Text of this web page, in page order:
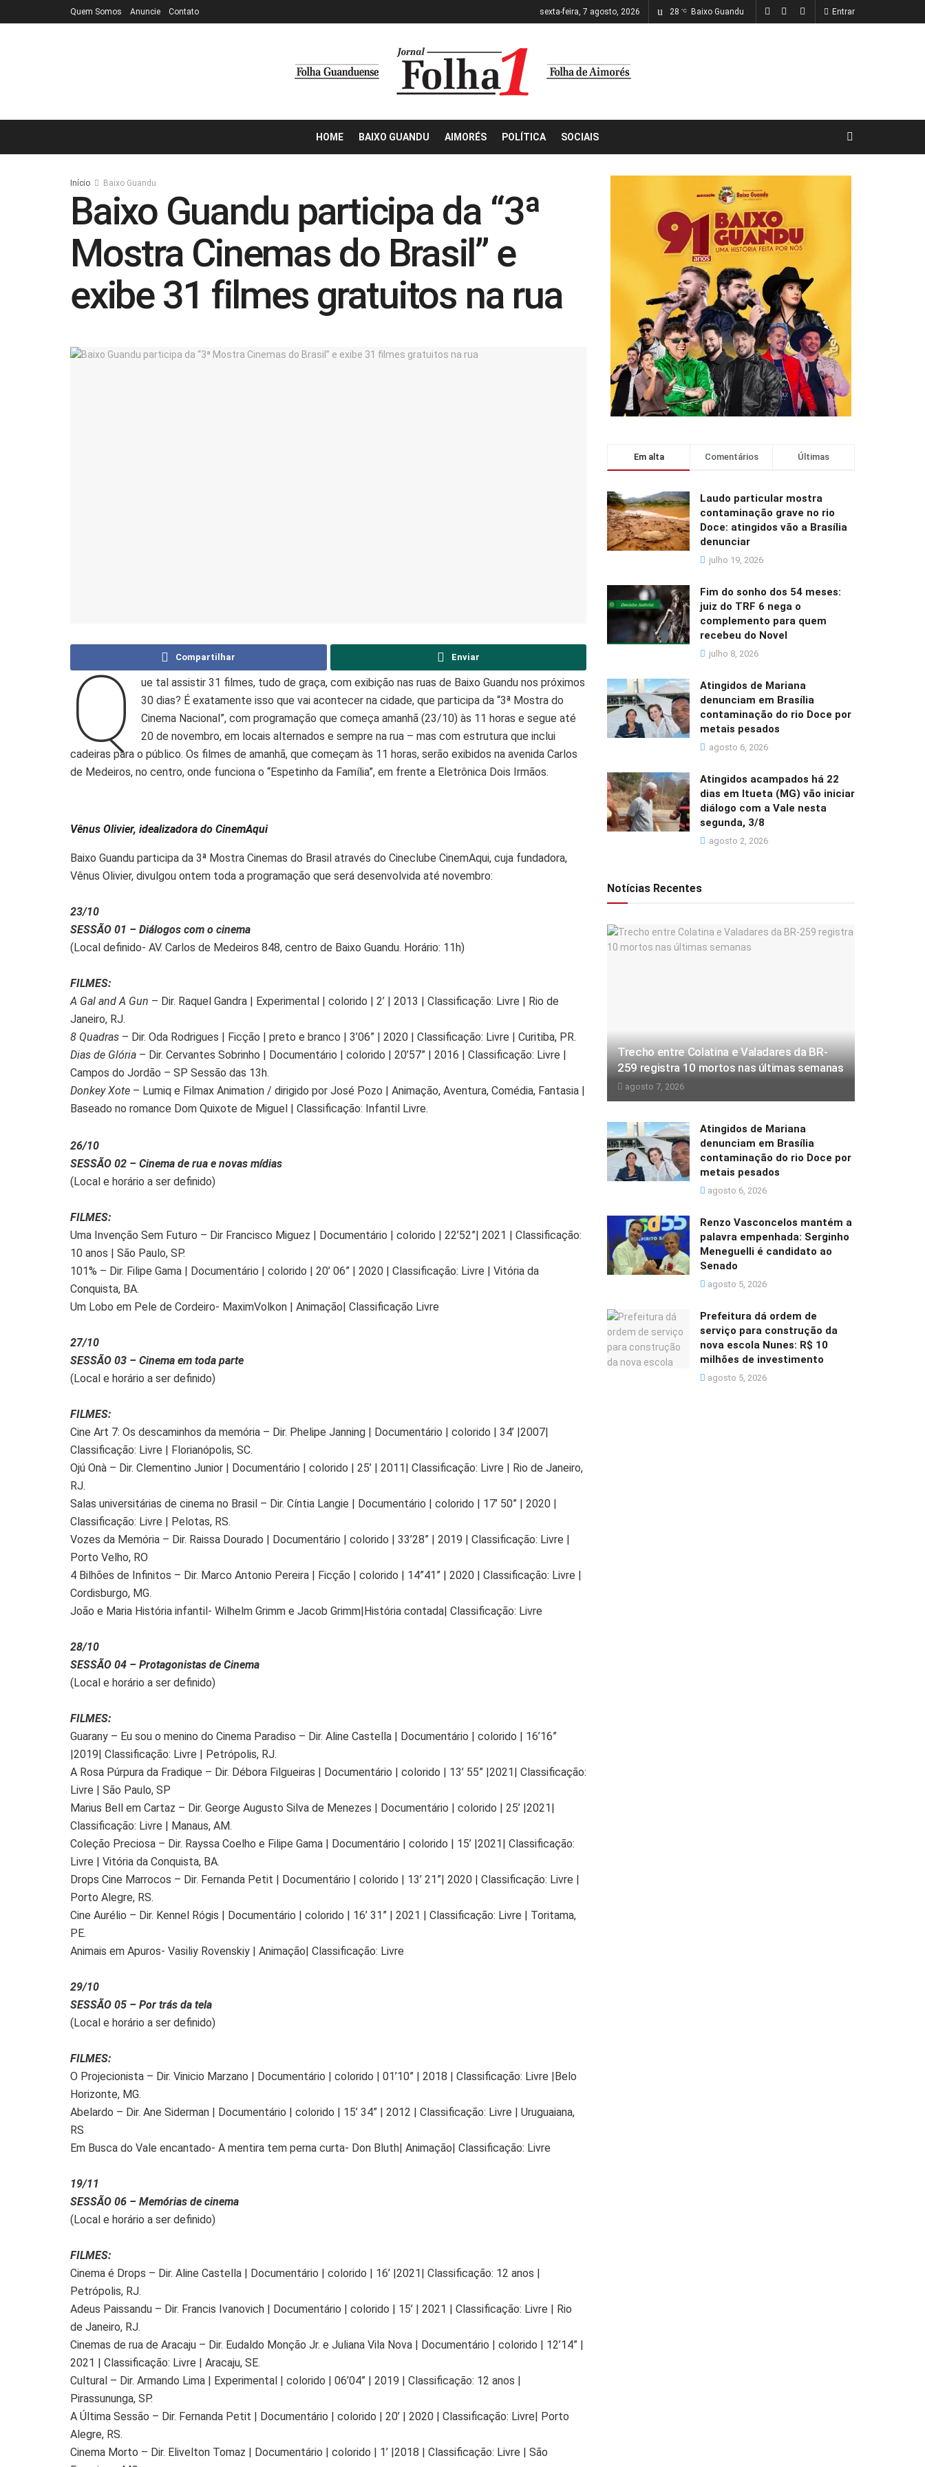
Quem Somos Anuncie Contato sexta-feira, 7 agosto, 2026 28 °C Baixo Guandu Entrar
HOME BAIXO GUANDU AIMORÉS POLÍTICA SOCIAIS
Início Baixo Guandu
Baixo Guandu participa da “3ª
Mostra Cinemas do Brasil” e
exibe 31 filmes gratuitos na rua
Compartilhar Enviar
Q
ue tal assistir 31 filmes, tudo de graça, com exibição nas ruas de Baixo Guandu nos próximos
30 dias? É exatamente isso que vai acontecer na cidade, que participa da “3ª Mostra do
Cinema Nacional”, com programação que começa amanhã (23/10) às 11 horas e segue até
20 de novembro, em locais alternados e sempre na rua – mas com estrutura que inclui
cadeiras para o público. Os filmes de amanhã, que começam às 11 horas, serão exibidos na avenida Carlos
de Medeiros, no centro, onde funciona o “Espetinho da Família”, em frente a Eletrônica Dois Irmãos.
Vênus Olivier, idealizadora do CinemAqui
Baixo Guandu participa da 3ª Mostra Cinemas do Brasil através do Cineclube CinemAqui, cuja fundadora,
Vênus Olivier, divulgou ontem toda a programação que será desenvolvida até novembro:
23/10
SESSÃO 01 – Diálogos com o cinema
(Local definido- AV. Carlos de Medeiros 848, centro de Baixo Guandu. Horário: 11h)
FILMES:
A Gal and A Gun – Dir. Raquel Gandra | Experimental | colorido | 2’ | 2013 | Classificação: Livre | Rio de
Janeiro, RJ.
8 Quadras – Dir. Oda Rodrigues | Ficção | preto e branco | 3’06” | 2020 | Classificação: Livre | Curitiba, PR.
Dias de Glória – Dir. Cervantes Sobrinho | Documentário | colorido | 20’57” | 2016 | Classificação: Livre |
Campos do Jordão – SP Sessão das 13h.
Donkey Xote – Lumiq e Filmax Animation / dirigido por José Pozo | Animação, Aventura, Comédia, Fantasia |
Baseado no romance Dom Quixote de Miguel | Classificação: Infantil Livre.
26/10
SESSÃO 02 – Cinema de rua e novas mídias
(Local e horário a ser definido)
FILMES:
Uma Invenção Sem Futuro – Dir Francisco Miguez | Documentário | colorido | 22’52”| 2021 | Classificação:
10 anos | São Paulo, SP.
101% – Dir. Filipe Gama | Documentário | colorido | 20’ 06” | 2020 | Classificação: Livre | Vitória da
Conquista, BA.
Um Lobo em Pele de Cordeiro- MaximVolkon | Animação| Classificação Livre
27/10
SESSÃO 03 – Cinema em toda parte
(Local e horário a ser definido)
FILMES:
Cine Art 7: Os descaminhos da memória – Dir. Phelipe Janning | Documentário | colorido | 34’ |2007|
Classificação: Livre | Florianópolis, SC.
Ojú Onà – Dir. Clementino Junior | Documentário | colorido | 25’ | 2011| Classificação: Livre | Rio de Janeiro,
RJ.
Salas universitárias de cinema no Brasil – Dir. Cíntia Langie | Documentário | colorido | 17’ 50” | 2020 |
Classificação: Livre | Pelotas, RS.
Vozes da Memória – Dir. Raissa Dourado | Documentário | colorido | 33’28” | 2019 | Classificação: Livre |
Porto Velho, RO
4 Bilhões de Infinitos – Dir. Marco Antonio Pereira | Ficção | colorido | 14”41” | 2020 | Classificação: Livre |
Cordisburgo, MG.
João e Maria História infantil- Wilhelm Grimm e Jacob Grimm|História contada| Classificação: Livre
28/10
SESSÃO 04 – Protagonistas de Cinema
(Local e horário a ser definido)
FILMES:
Guarany – Eu sou o menino do Cinema Paradiso – Dir. Aline Castella | Documentário | colorido | 16’16”
|2019| Classificação: Livre | Petrópolis, RJ.
A Rosa Púrpura da Fradique – Dir. Débora Filgueiras | Documentário | colorido | 13’ 55” |2021| Classificação:
Livre | São Paulo, SP
Marius Bell em Cartaz – Dir. George Augusto Silva de Menezes | Documentário | colorido | 25’ |2021|
Classificação: Livre | Manaus, AM.
Coleção Preciosa – Dir. Rayssa Coelho e Filipe Gama | Documentário | colorido | 15’ |2021| Classificação:
Livre | Vitória da Conquista, BA.
Drops Cine Marrocos – Dir. Fernanda Petit | Documentário | colorido | 13’ 21”| 2020 | Classificação: Livre |
Porto Alegre, RS.
Cine Aurélio – Dir. Kennel Rógis | Documentário | colorido | 16’ 31” | 2021 | Classificação: Livre | Toritama,
PE.
Animais em Apuros- Vasiliy Rovenskiy | Animação| Classificação: Livre
29/10
SESSÃO 05 – Por trás da tela
(Local e horário a ser definido)
FILMES:
O Projecionista – Dir. Vinicio Marzano | Documentário | colorido | 01’10” | 2018 | Classificação: Livre |Belo
Horizonte, MG.
Abelardo – Dir. Ane Siderman | Documentário | colorido | 15’ 34” | 2012 | Classificação: Livre | Uruguaiana,
RS
Em Busca do Vale encantado- A mentira tem perna curta- Don Bluth| Animação| Classificação: Livre
19/11
SESSÃO 06 – Memórias de cinema
(Local e horário a ser definido)
FILMES:
Cinema é Drops – Dir. Aline Castella | Documentário | colorido | 16’ |2021| Classificação: 12 anos |
Petrópolis, RJ.
Adeus Paissandu – Dir. Francis Ivanovich | Documentário | colorido | 15’ | 2021 | Classificação: Livre | Rio
de Janeiro, RJ.
Cinemas de rua de Aracaju – Dir. Eudaldo Monção Jr. e Juliana Vila Nova | Documentário | colorido | 12’14” |
2021 | Classificação: Livre | Aracaju, SE.
Cultural – Dir. Armando Lima | Experimental | colorido | 06’04” | 2019 | Classificação: 12 anos |
Pirassununga, SP.
A Última Sessão – Dir. Fernanda Petit | Documentário | colorido | 20’ | 2020 | Classificação: Livre| Porto
Alegre, RS.
Cinema Morto – Dir. Elivelton Tomaz | Documentário | colorido | 1’ |2018 | Classificação: Livre | São
Em alta Comentários Últimas
Laudo particular mostra
contaminação grave no rio
Doce: atingidos vão a Brasília
denunciar
julho 19, 2026
Fim do sonho dos 54 meses:
juiz do TRF 6 nega o
complemento para quem
recebeu do Novel
julho 8, 2026
Atingidos de Mariana
denunciam em Brasília
contaminação do rio Doce por
metais pesados
agosto 6, 2026
Atingidos acampados há 22
dias em Itueta (MG) vão iniciar
diálogo com a Vale nesta
segunda, 3/8
agosto 2, 2026
Notícias Recentes
Trecho entre Colatina e Valadares da BR-
259 registra 10 mortos nas últimas semanas
agosto 7, 2026
Atingidos de Mariana
denunciam em Brasília
contaminação do rio Doce por
metais pesados
agosto 6, 2026
Renzo Vasconcelos mantém a
palavra empenhada: Serginho
Meneguelli é candidato ao
Senado
agosto 5, 2026
Prefeitura dá ordem de
serviço para construção da
nova escola Nunes: R$ 10
milhões de investimento
agosto 5, 2026